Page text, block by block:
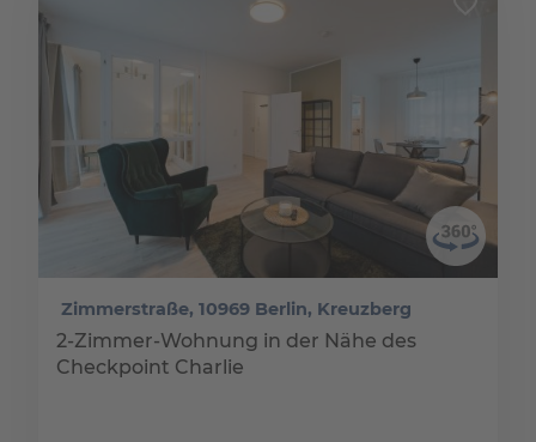
Zimmerstraße, 10969 Berlin, Kreuzberg
2-Zimmer-Wohnung in der Nähe des
Checkpoint Charlie